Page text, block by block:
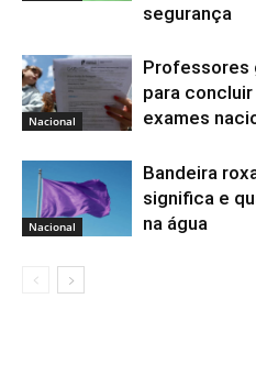
segurança
Nacional
Professores
para
exames
Nacional
Bandeira
significa e
na água